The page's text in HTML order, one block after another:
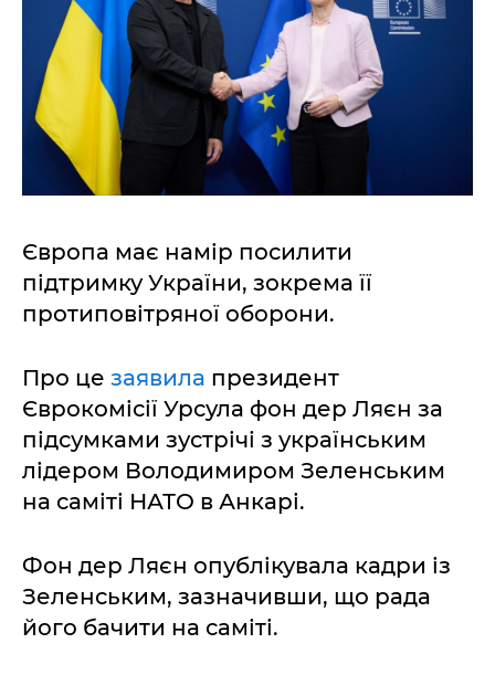
Європа має намір посилити
підтримку України, зокрема її
протиповітряної оборони.
Про це заявила президент
Єврокомісії Урсула фон дер Ляєн за
підсумками зустрічі з українським
лідером Володимиром Зеленським
на саміті НАТО в Анкарі.
Фон дер Ляєн опублікувала кадри із
Зеленським, зазначивши, що рада
його бачити на саміті.